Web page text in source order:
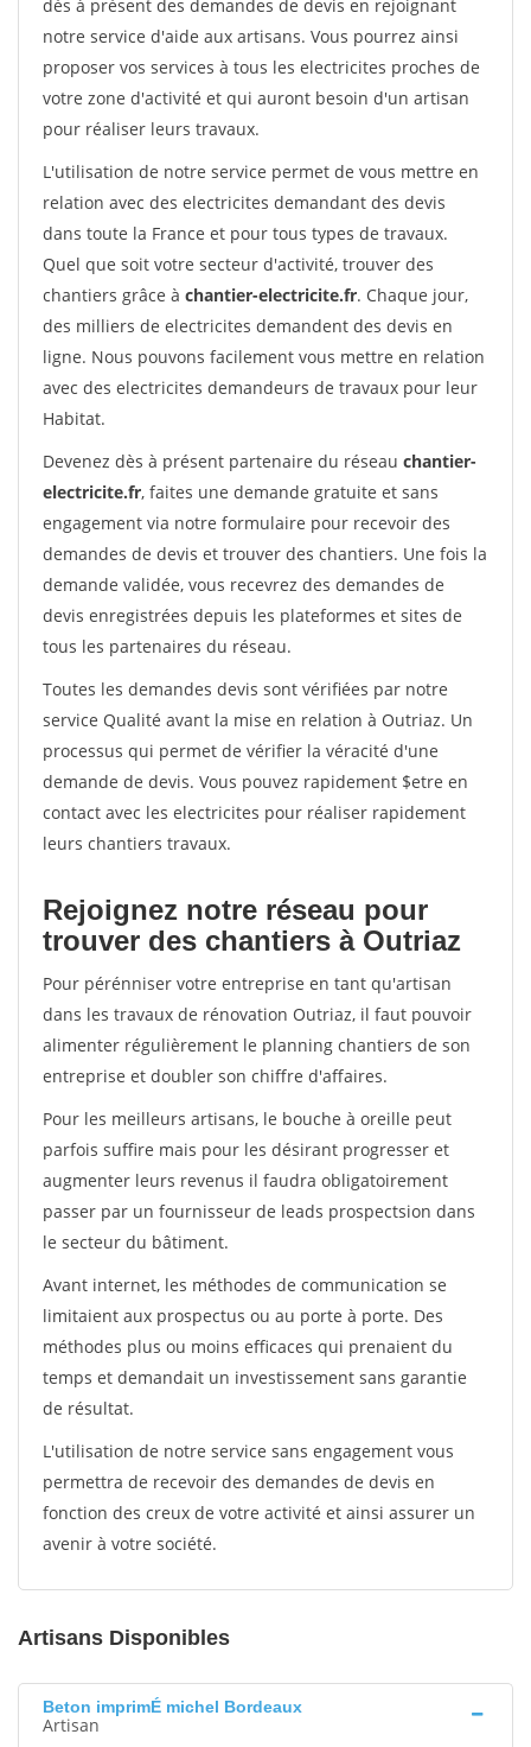
dès à présent des demandes de devis en rejoignant
notre service d'aide aux artisans. Vous pourrez ainsi
proposer vos services à tous les electricites proches de
votre zone d'activité et qui auront besoin d'un artisan
pour réaliser leurs travaux.
L'utilisation de notre service permet de vous mettre en
relation avec des electricites demandant des devis
dans toute la France et pour tous types de travaux.
Quel que soit votre secteur d'activité, trouver des
chantiers grâce à chantier-electricite.fr. Chaque jour,
des milliers de electricites demandent des devis en
ligne. Nous pouvons facilement vous mettre en relation
avec des electricites demandeurs de travaux pour leur
Habitat.
Devenez dès à présent partenaire du réseau chantier-
electricite.fr, faites une demande gratuite et sans
engagement via notre formulaire pour recevoir des
demandes de devis et trouver des chantiers. Une fois la
demande validée, vous recevrez des demandes de
devis enregistrées depuis les plateformes et sites de
tous les partenaires du réseau.
Toutes les demandes devis sont vérifiées par notre
service Qualité avant la mise en relation à Outriaz. Un
processus qui permet de vérifier la véracité d'une
demande de devis. Vous pouvez rapidement $etre en
contact avec les electricites pour réaliser rapidement
leurs chantiers travaux.
Rejoignez notre réseau pour
trouver des chantiers à Outriaz
Pour pérénniser votre entreprise en tant qu'artisan
dans les travaux de rénovation Outriaz, il faut pouvoir
alimenter régulièrement le planning chantiers de son
entreprise et doubler son chiffre d'affaires.
Pour les meilleurs artisans, le bouche à oreille peut
parfois suffire mais pour les désirant progresser et
augmenter leurs revenus il faudra obligatoirement
passer par un fournisseur de leads prospectsion dans
le secteur du bâtiment.
Avant internet, les méthodes de communication se
limitaient aux prospectus ou au porte à porte. Des
méthodes plus ou moins efficaces qui prenaient du
temps et demandait un investissement sans garantie
de résultat.
L'utilisation de notre service sans engagement vous
permettra de recevoir des demandes de devis en
fonction des creux de votre activité et ainsi assurer un
avenir à votre société.
Artisans Disponibles
Beton imprimÉ michel Bordeaux
Artisan